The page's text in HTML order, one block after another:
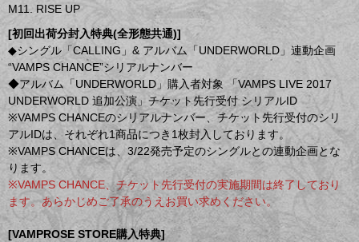
M11. RISE UP
[初回出荷分封入特典(全形態共通)]
◆シングル「CALLING」& アルバム「UNDERWORLD」連動企画
“VAMPS CHANCE”シリアルナンバー
◆アルバム「UNDERWORLD」購入者対象 「VAMPS LIVE 2017
UNDERWORLD 追加公演」チケット先行受付 シリアルID
※VAMPS CHANCEのシリアルナンバー、チケット先行受付のシリ
アルIDは、それぞれ1商品につき1枚封入しております。
※VAMPS CHANCEは、3/22発売予定のシングルとの連動企画とな
ります。
※VAMPS CHANCE、チケット先行受付の実施期間は終了しており
ます。あらかじめご了承のうえお買い求めください。
[VAMPROSE STORE購入特典]